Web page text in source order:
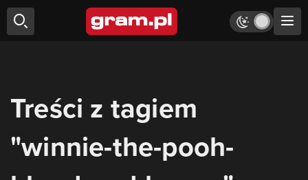
Treści z tagiem
"winnie-the-pooh-